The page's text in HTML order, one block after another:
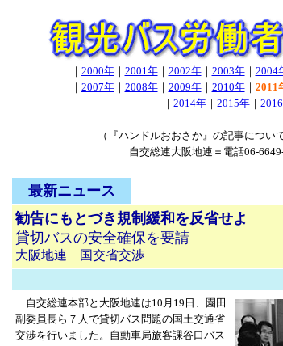
｜ 2000年｜ 2001年｜ 2002年｜ 2003年｜ 2004
｜ 2007年｜ 2008年｜ 2009年｜ 2010年｜ 2011
｜ 2014年 ｜ 2015年 ｜
（『ハンドルおおさか』の記事につい
自交総連大阪地連＝電話06-6649-
最新ニュース
勧告にもとづき規制緩和を反省せよ
貸切バスの安全確保を要請
大阪地連 国交省交渉
自交総連本部と大阪地連は10月19日、園田
副委員長ら７人で貸切バス問題の国土交通省
交渉を行いました。自動車局旅客課谷口バス